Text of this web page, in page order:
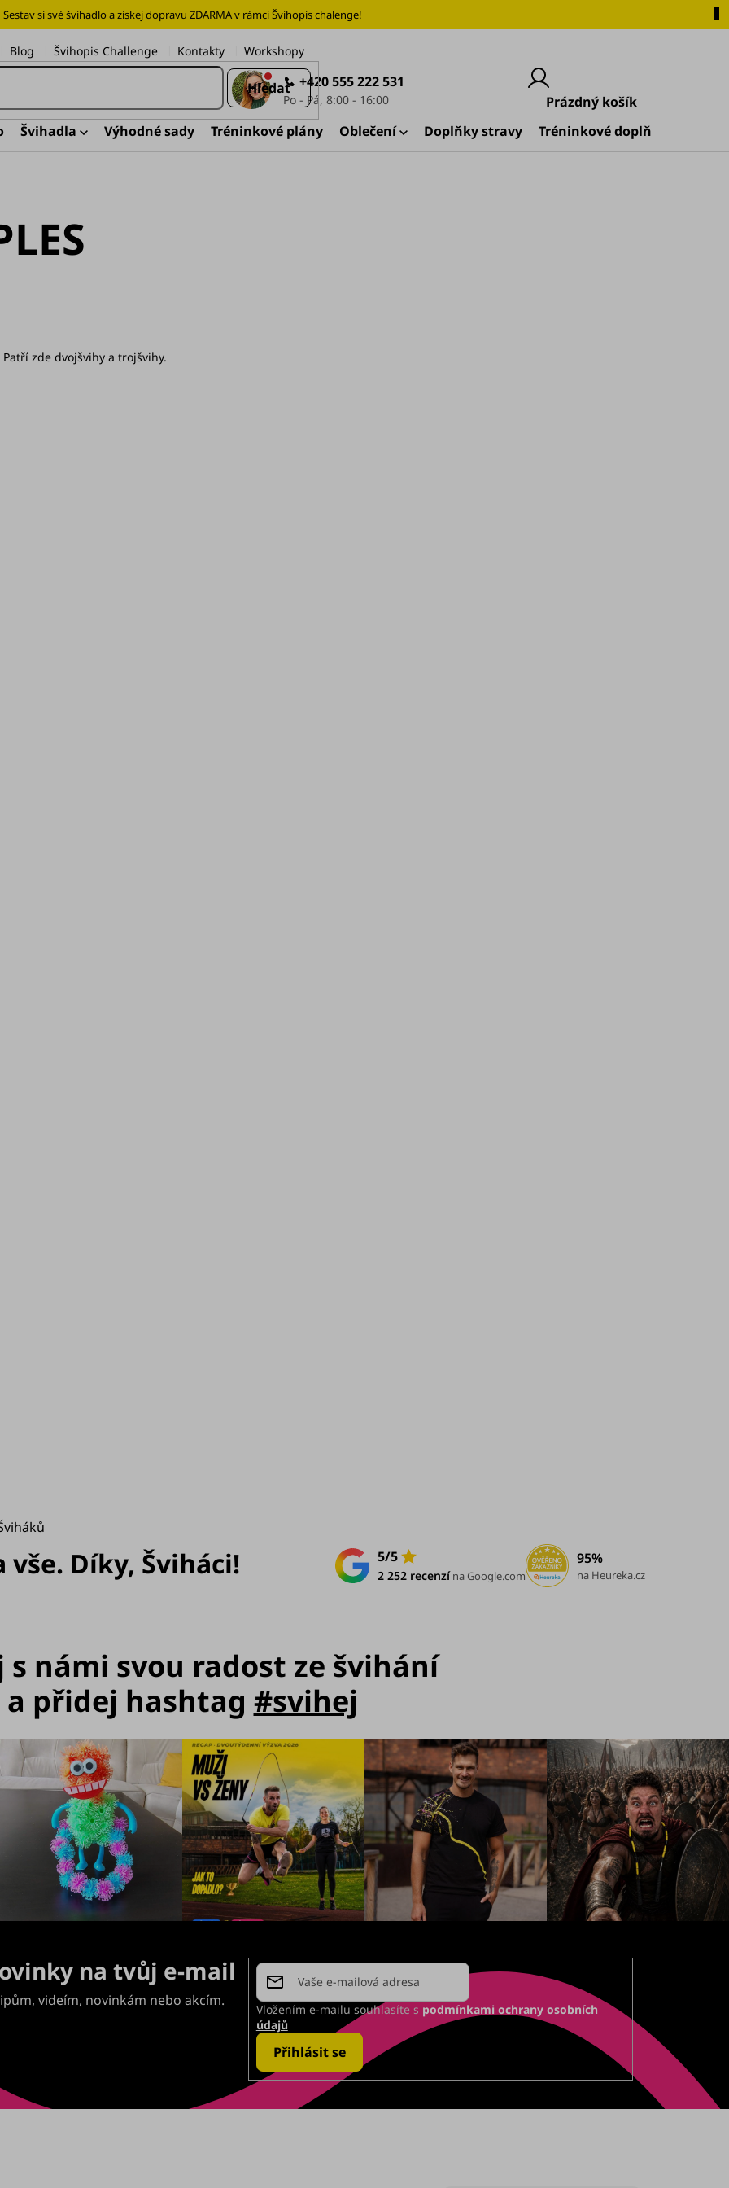
Sestav si své švihadlo a získej dopravu ZDARMA v rámciŠvihopis chalenge!
+420 555 222 531
Blog Švihopis Challenge Kontakty Workshopy
Hledat
Nákupní
košík
Prázdný košík
Švihadla Výhodné sady Tréninkové plány Oblečení Doplňky stravy Tréninkové doplňky
zde dvojšvihy a trojšvihy.
Díky, Šviháci! 5/5
2 252 recenzína Google.com
95%
na Heureka.cz
s námi svou radost ze švihání
a přidej hashtag #svihej
Vložením e-mailu souhlasíte s podmínkami ochrany osobních
údajů
Přihlásit se